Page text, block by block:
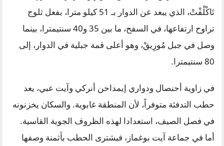
تَاكْلْفْتْ، الذي يبعد عن الدوار بـ 51 كيلو مترا، بفعل ثلوج
تراوح ارتفاعها، في السفح، ما بين 35 و40 سنتيمترا، بينما
وصل في جبل مُورِيقْ، وهو أعلى قمة جبلية في الدوار، إلى
80 سنتيمترا.
في زاوية أحنصال ودواري إيمداحن أنركي وآيت عبي، يعد
حطب التدفئة متوفراً، لأن المنطقة غابوية. والسكان يخزنونه
في فصل الصيف، استعدادا لهذه الظروف الجوية القاسية.
أما في جماعة آيت بوغماز، فيشترى الحطب بأثمنة وصفها